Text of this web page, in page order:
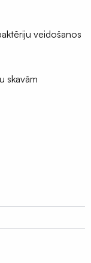
veidošanos
skavām